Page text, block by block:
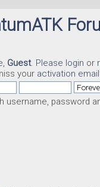
Guest. Please login or
your activation email
username, password